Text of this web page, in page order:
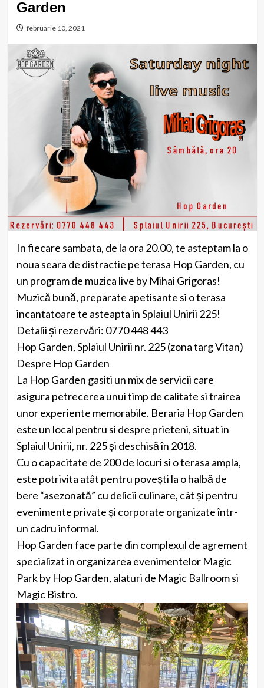
Garden
februarie 10, 2021
In fiecare sambata, de la ora 20.00, te asteptam la o
noua seara de distractie pe terasa Hop Garden, cu
un program de muzica live by Mihai Grigoras!
Muzică bună, preparate apetisante si o terasa
incantatoare te asteapta in Splaiul Unirii 225!
Detalii și rezervări: 0770 448 443
Hop Garden, Splaiul Unirii nr. 225 (zona targ Vitan)
Despre Hop Garden
La Hop Garden gasiti un mix de servicii care
asigura petrecerea unui timp de calitate si trairea
unor experiente memorabile. Beraria Hop Garden
este un local pentru si despre prieteni, situat in
Splaiul Unirii, nr. 225 și deschisă în 2018.
Cu o capacitate de 200 de locuri si o terasa ampla,
este potrivita atât pentru povești la o halbă de
bere “asezonată” cu delicii culinare, cât și pentru
evenimente private și corporate organizate într-
un cadru informal.
Hop Garden face parte din complexul de agrement
specializat in organizarea evenimentelor Magic
Park by Hop Garden, alaturi de Magic Ballroom si
Magic Bistro.